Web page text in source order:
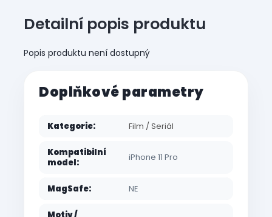
Detailní popis produktu
Popis produktu není dostupný
Doplňkové parametry
Kategorie: Film / Seriál
Kompatibilní
model: iPhone 11 Pro
MagSafe: NE